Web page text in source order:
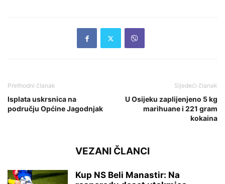
Prethodni članak
Isplata uskrsnica na
području Općine Jagodnjak
Sljedeći članak
U Osijeku zaplijenjeno 5 kg
marihuane i 221 gram
kokaina
VEZANI ČLANCI
Kup NS Beli Manastir: Na